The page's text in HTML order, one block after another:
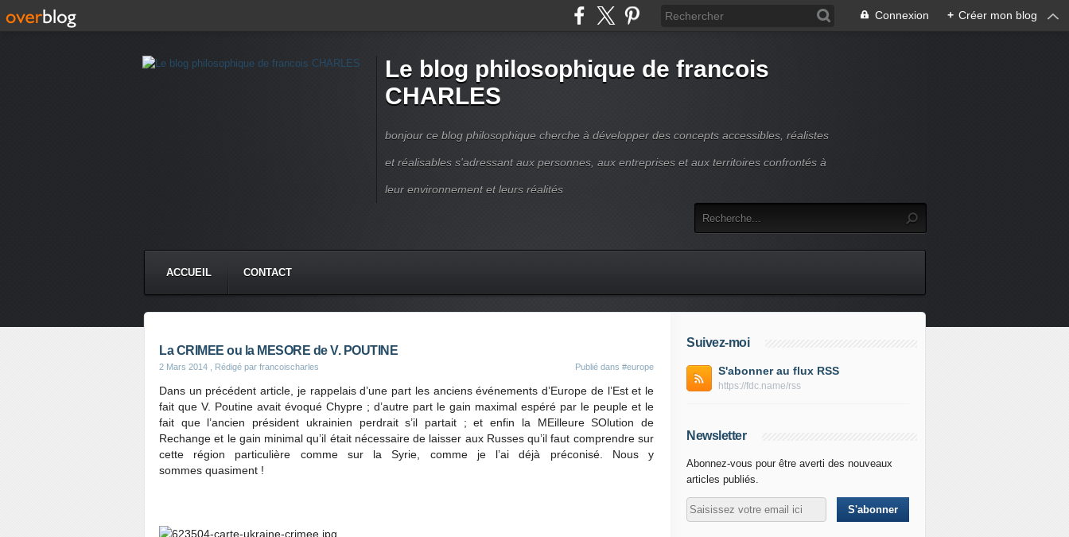
Connexion + Créer mon blog
Le blog philosophique de francois
CHARLES
bonjour ce blog philosophique cherche à développer des concepts accessibles, réalistes
et réalisables s'adressant aux personnes, aux entreprises et aux territoires confrontés à
leur environnement et leurs réalités
ACCUEIL CONTACT
La CRIMEE ou la MESORE de V. POUTINE
2 Mars 2014 , Rédigé par francoischarles Publié dans #europe
Dans un précédent article, je rappelais d’une part les anciens événements d’Europe de l’Est et le
fait que V. Poutine avait évoqué Chypre ; d’autre part le gain maximal espéré par le peuple et le
fait que l’ancien président ukrainien perdrait s’il partait ; et enfin la MEilleure SOlution de
Rechange et le gain minimal qu’il était nécessaire de laisser aux Russes qu’il faut comprendre sur
cette région particulière comme sur la Syrie, comme je l’ai déjà préconisé. Nous y
sommes quasiment !
Suivez-moi
S'abonner au flux RSS
https://fdc.name/rss
Newsletter
Abonnez-vous pour être averti des nouveaux
articles publiés.